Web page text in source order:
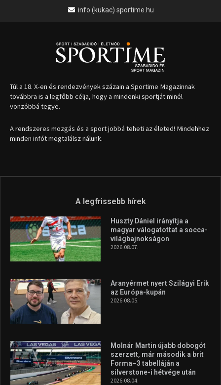
info (kukac) sportime.hu
Túl a 18. X-en és rendezvények százain a Sportime Magazinnak
továbbra is a legfőbb célja, hogy a mindenki sportját minél
vonzóbbá tegye.
A rendszeres mozgás és a sport jobbá teheti az életed! Mindehhez
minden infót megtalálsz nálunk.
A legfrissebb hírek
Huszty Dániel irányítja a
magyar válogatottat a socca-
világbajnokságon
2026.08.07.
Aranyérmet nyert Szilágyi Erik
az Európa-kupán
2026.08.05.
Molnár Martin újabb dobogót
szerzett, már második a brit
Forma–3 tabelláján a
silverstone-i hétvége után
2026.08.04.